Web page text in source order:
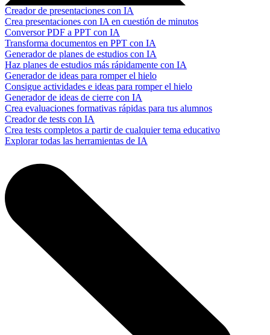
Creador de presentaciones con IA
Crea presentaciones con IA en cuestión de minutos
Conversor PDF a PPT con IA
Transforma documentos en PPT con IA
Generador de planes de estudios con IA
Haz planes de estudios más rápidamente con IA
Generador de ideas para romper el hielo
Consigue actividades e ideas para romper el hielo
Generador de ideas de cierre con IA
Crea evaluaciones formativas rápidas para tus alumnos
Creador de tests con IA
Crea tests completos a partir de cualquier tema educativo
Explorar todas las herramientas de IA